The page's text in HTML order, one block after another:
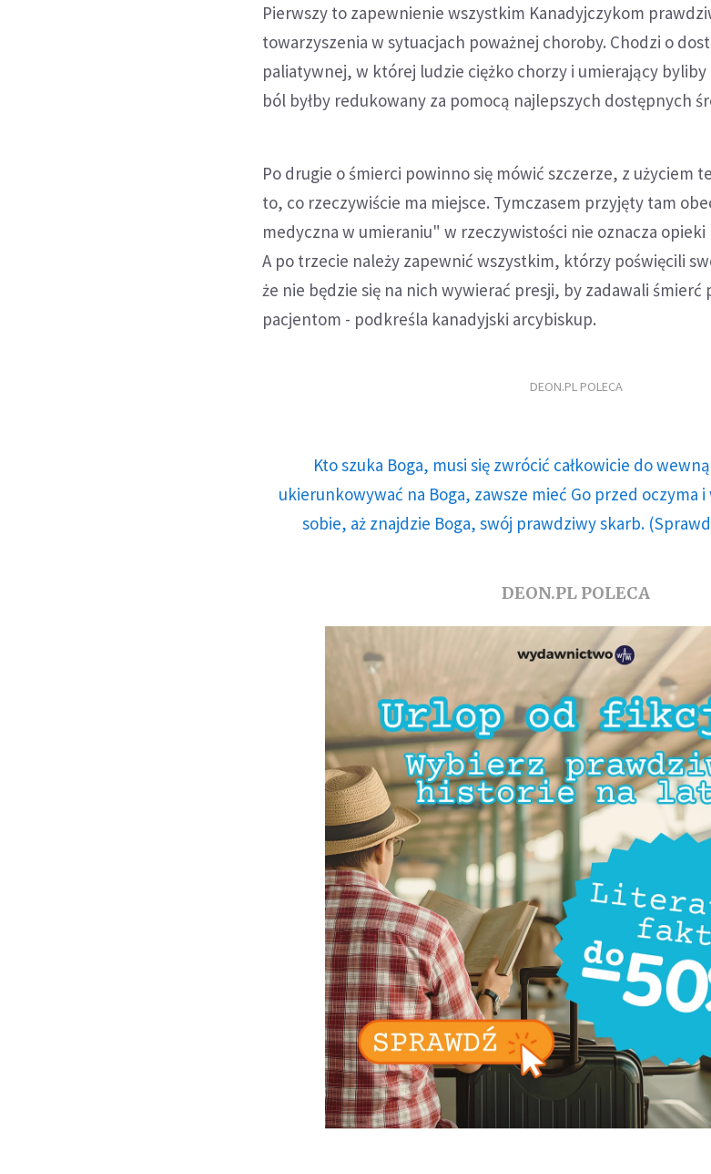
Pierwszy to zapewnienie wszystkim Kanadyjczykom
towarzyszenia w sytuacjach poważnej choroby. Chodzi o
paliatywnej, w której ludzie ciężko chorzy i umierający byliby
ból byłby redukowany za pomocą najlepszych dostępnych
Po drugie o śmierci powinno się mówić szczerze, z użyciem
to, co rzeczywiście ma miejsce. Tymczasem przyjęty tam
medyczna w umieraniu" w rzeczywistości nie oznacza
A po trzecie należy zapewnić wszystkim, którzy poświęcili
że nie będzie się na nich wywierać presji, by zadawali
pacjentom - podkreśla kanadyjski arcybiskup.
DEON.PL POLECA
Kto szuka Boga, musi się zwrócić całkowicie do
ukierunkowywać na Boga, zawsze mieć Go przed oczyma
sobie, aż znajdzie Boga, swój prawdziwy skarb.
DEON.PL POLECA